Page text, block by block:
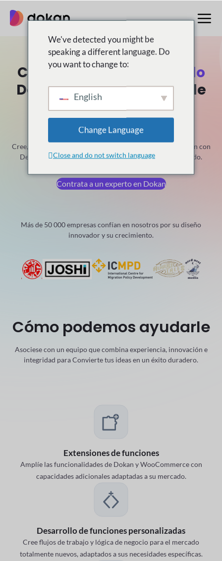
contenido
ContratarExperimentado
DokanDesarrolladores de
complementos de
múltiples proveedores
Cree, personalice y amplíe su mercado impulsado por Dokan con
Desarrolladores experimentados y lanzamiento más rápido.
Contrata a un experto en Dokan
Más de 50 000 empresas confían en nosotros por su diseño
innovador y su crecimiento.
Cómo podemos ayudarle
Asociese con un equipo que combina experiencia, innovación e
integridad paraConvierte tus ideas en un éxito duradero.
Extensiones de funciones
Amplíe las funcionalidades de Dokan y WooCommerce con
capacidades adicionales adaptadas a su mercado.
Desarrollo de funciones personalizadas
Cree flujos de trabajo y lógica de negocio para el mercado
totalmente nuevos, adaptados a sus necesidades específicas.
We've detected you might be
speaking a different language. Do
you want to change to:
English
Change Language
Close and do not switch language